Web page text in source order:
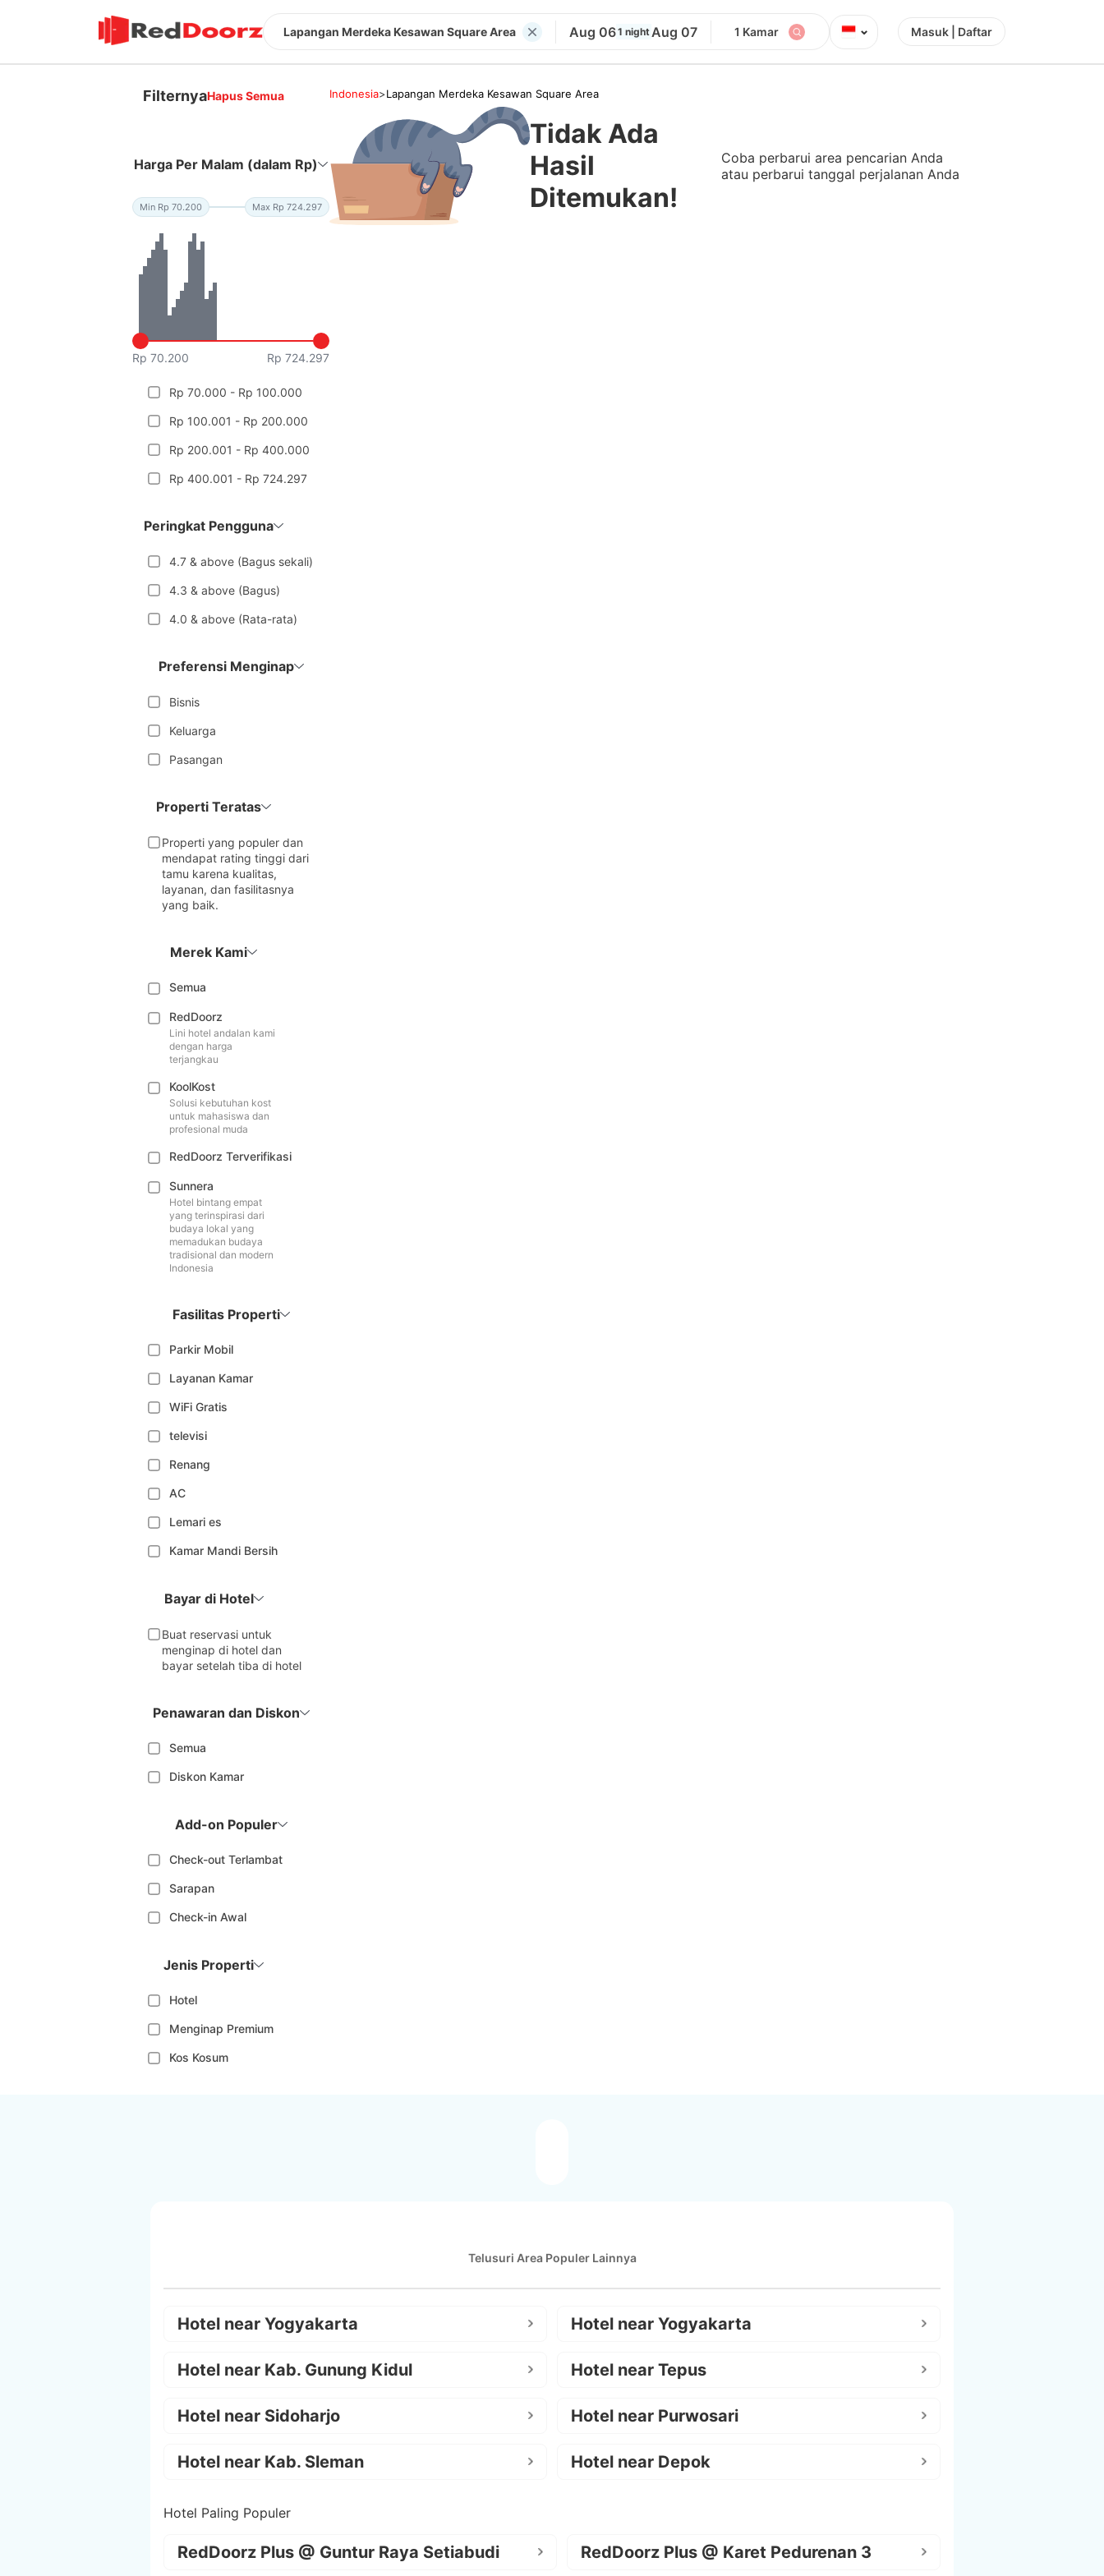
Lapangan Merdeka Kesawan Square Area Aug 061 night Aug 07 1 Kamar ⌄ Masuk | Daftar
FilternyaHapus Semua
Harga Per Malam (dalam Rp)
Min Rp 70.200 Max Rp 724.297
Rp 70.200 Rp 724.297
Rp 70.000 - Rp 100.000
Rp 100.001 - Rp 200.000
Rp 200.001 - Rp 400.000
Rp 400.001 - Rp 724.297
Peringkat Pengguna
4.7 & above (Bagus sekali)
4.3 & above (Bagus)
4.0 & above (Rata-rata)
Preferensi Menginap
Bisnis
Keluarga
Pasangan
Properti Teratas
Properti yang populer dan
mendapat rating tinggi dari
tamu karena kualitas,
layanan, dan fasilitasnya
yang baik.
Merek Kami
Semua
RedDoorz
Lini hotel andalan kami
dengan harga
terjangkau
KoolKost
Solusi kebutuhan kost
untuk mahasiswa dan
profesional muda
RedDoorz Terverifikasi
Sunnera
Hotel bintang empat
yang terinspirasi dari
budaya lokal yang
memadukan budaya
tradisional dan modern
Indonesia
Fasilitas Properti
Parkir Mobil
Layanan Kamar
WiFi Gratis
televisi
Renang
AC
Lemari es
Kamar Mandi Bersih
Bayar di Hotel
Buat reservasi untuk
menginap di hotel dan
bayar setelah tiba di hotel
Penawaran dan Diskon
Semua
Diskon Kamar
Add-on Populer
Check-out Terlambat
Sarapan
Check-in Awal
Jenis Properti
Hotel
Menginap Premium
Kos Kosum
Indonesia>Lapangan Merdeka Kesawan Square Area
Tidak Ada
Hasil
Ditemukan!
Coba perbarui area pencarian Anda
atau perbarui tanggal perjalanan Anda
Telusuri Area Populer Lainnya
Hotel near Yogyakarta Hotel near Yogyakarta
Hotel near Kab. Gunung Kidul Hotel near Tepus
Hotel near Sidoharjo Hotel near Purwosari
Hotel near Kab. Sleman Hotel near Depok
Hotel Paling Populer
RedDoorz Plus @ Guntur Raya Setiabudi RedDoorz Plus @ Karet Pedurenan 3